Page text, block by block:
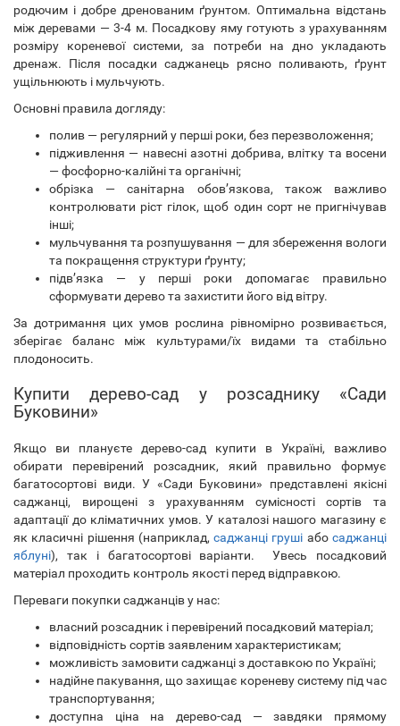
родючим і добре дренованим ґрунтом. Оптимальна відстань
між деревами — 3-4 м. Посадкову яму готують з урахуванням
розміру кореневої системи, за потреби на дно укладають
дренаж. Після посадки саджанець рясно поливають, ґрунт
ущільнюють і мульчують.
Основні правила догляду:
полив — регулярний у перші роки, без перезволоження;
підживлення — навесні азотні добрива, влітку та восени
— фосфорно-калійні та органічні;
обрізка — санітарна обов’язкова, також важливо
контролювати ріст гілок, щоб один сорт не пригнічував
інші;
мульчування та розпушування — для збереження вологи
та покращення структури ґрунту;
підв’язка — у перші роки допомагає правильно
сформувати дерево та захистити його від вітру.
За дотримання цих умов рослина рівномірно розвивається,
зберігає баланс між культурами/їх видами та стабільно
плодоносить.
Купити дерево-сад у розсаднику «Сади
Буковини»
Якщо ви плануєте дерево-сад купити в Україні, важливо
обирати перевірений розсадник, який правильно формує
багатосортові види. У «Сади Буковини» представлені якісні
саджанці, вирощені з урахуванням сумісності сортів та
адаптації до кліматичних умов. У каталозі нашого магазину є
як класичні рішення (наприклад,саджанці груші абосаджанці
яблуні), так і багатосортові варіанти. Увесь посадковий
матеріал проходить контроль якості перед відправкою.
Переваги покупки саджанців у нас:
власний розсадник і перевірений посадковий матеріал;
відповідність сортів заявленим характеристикам;
можливість замовити саджанці з доставкою по Україні;
надійне пакування, що захищає кореневу систему під час
транспортування;
доступна ціна на дерево-сад — завдяки прямому